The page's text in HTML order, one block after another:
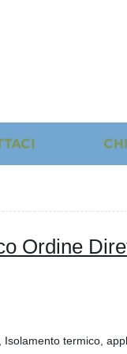
Ordine
Isolamento termico,